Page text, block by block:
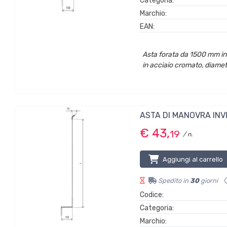
Marchio:
EAN:
Asta forata da 1500 mm
in acciaio cromato,
ASTA DI MANOVRA
€ 43,19 / n.
Aggiungi al carrello
Spedito in 30giorni
Codice:
Categoria:
Marchio: